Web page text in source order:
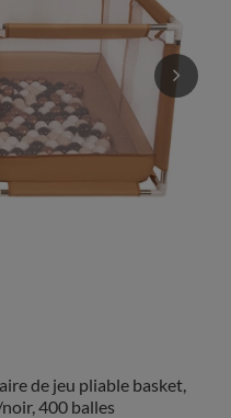
de jeu pliable basket,
400 balles